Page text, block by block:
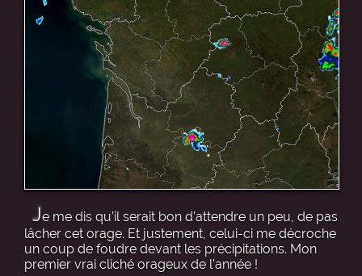
Je me dis qu’il serait bon d’attendre un peu, de pas
lâcher cet orage. Et justement, celui-ci me décroche
un coup de foudre devant les précipitations. Mon
premier vrai cliché orageux de l’année !